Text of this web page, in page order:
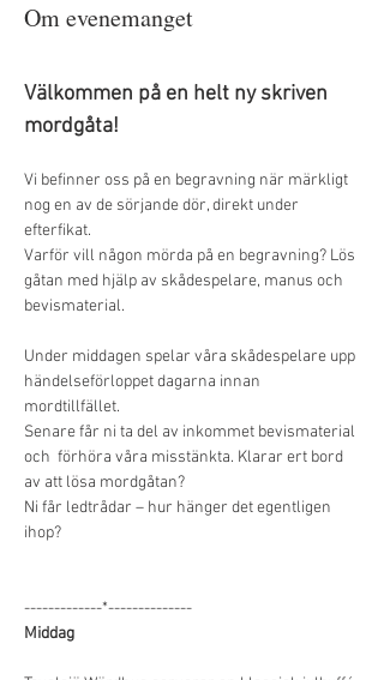
Om evenemanget
Välkommen på en helt ny skriven
mordgåta!
Vi befinner oss på en begravning när märkligt
nog en av de sörjande dör, direkt under
efterfikat.
Varför vill någon mörda på en begravning? Lös
gåtan med hjälp av skådespelare, manus och
bevismaterial.
Under middagen spelar våra skådespelare upp
händelseförloppet dagarna innan
mordtillfället.
Senare får ni ta del av inkommet bevismaterial
och  förhöra våra misstänkta. Klarar ert bord
av att lösa mordgåtan?
Ni får ledtrådar – hur hänger det egentligen
ihop?
-------------*--------------
Middag